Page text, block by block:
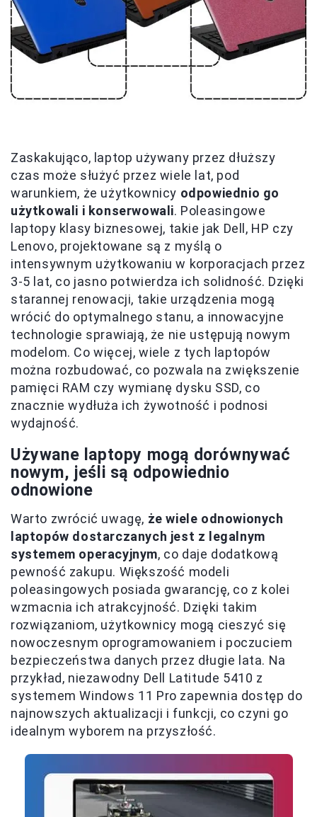
Zaskakująco, laptop używany przez dłuższy
czas może służyć przez wiele lat, pod
warunkiem, że użytkownicy odpowiednio go
użytkowali i konserwowali. Poleasingowe
laptopy klasy biznesowej, takie jak Dell, HP czy
Lenovo, projektowane są z myślą o
intensywnym użytkowaniu w korporacjach przez
3-5 lat, co jasno potwierdza ich solidność. Dzięki
starannej renowacji, takie urządzenia mogą
wrócić do optymalnego stanu, a innowacyjne
technologie sprawiają, że nie ustępują nowym
modelom. Co więcej, wiele z tych laptopów
można rozbudować, co pozwala na zwiększenie
pamięci RAM czy wymianę dysku SSD, co
znacznie wydłuża ich żywotność i podnosi
wydajność.
Używane laptopy mogą dorównywać
nowym, jeśli są odpowiednio
odnowione
Warto zwrócić uwagę, że wiele odnowionych
laptopów dostarczanych jest z legalnym
systemem operacyjnym, co daje dodatkową
pewność zakupu. Większość modeli
poleasingowych posiada gwarancję, co z kolei
wzmacnia ich atrakcyjność. Dzięki takim
rozwiązaniom, użytkownicy mogą cieszyć się
nowoczesnym oprogramowaniem i poczuciem
bezpieczeństwa danych przez długie lata. Na
przykład, niezawodny Dell Latitude 5410 z
systemem Windows 11 Pro zapewnia dostęp do
najnowszych aktualizacji i funkcji, co czyni go
idealnym wyborem na przyszłość.